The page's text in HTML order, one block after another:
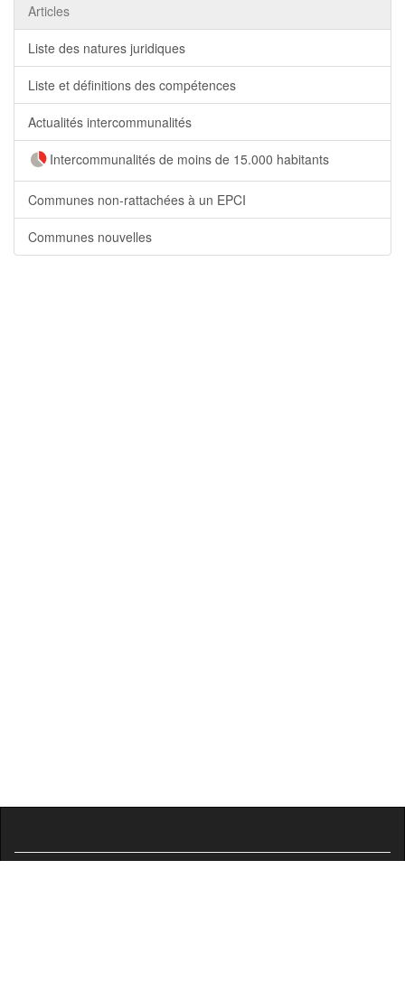
Articles
Liste des natures juridiques
Liste et définitions des compétences
Actualités intercommunalités
Intercommunalités de moins de 15.000 habitants
Communes non-rattachées à un EPCI
Communes nouvelles